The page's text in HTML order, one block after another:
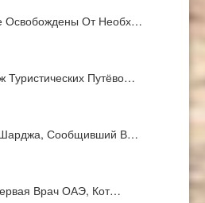
Освобождены От Необх…
Путёво…
Шарджа, Сообщивший В…
Врач ОАЭ, Кот…